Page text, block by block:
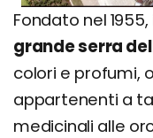
Fondato nel
grande serra
colori e profumi,
appartenenti a
medicinali alle